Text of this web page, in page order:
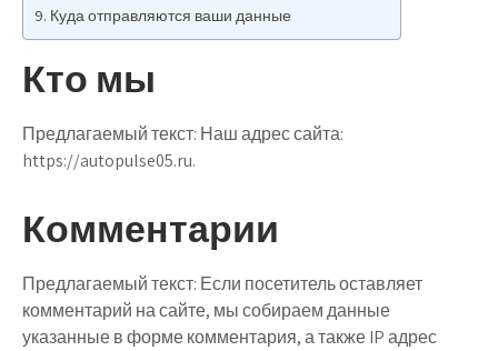
Куда отправляются ваши данные
Кто мы
Предлагаемый текст: Наш адрес сайта:
https://autopulse05.ru.
Комментарии
Предлагаемый текст: Если посетитель оставляет
комментарий на сайте, мы собираем данные
указанные в форме комментария, а также IP адрес